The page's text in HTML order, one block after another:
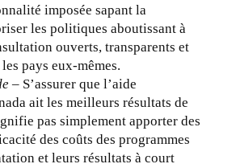
imposée sapant la
les politiques aboutissant à
ouverts, transparents et
pays eux-mêmes.
– S’assurer que l’aide
ait les meilleurs résultats de
pas simplement apporter des
des coûts des programmes
et leurs résultats à court